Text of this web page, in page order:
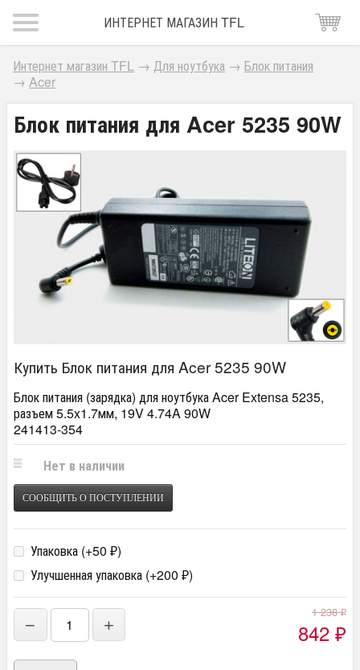
ИНТЕРНЕТ МАГАЗИН TFL
Интернет магазин TFL → Для ноутбука → Блок питания
→ Acer
Блок питания для Acer 5235 90W
Купить Блок питания для Acer 5235 90W
Блок питания (зарядка) для ноутбука Acer Extensa 5235,
разъем 5.5x1.7мм, 19V 4.74A 90W
241413-354
Нет в наличии
СООБЩИТЬ О ПОСТУПЛЕНИИ
Упаковка (+50 ₽)
Улучшенная упаковка (+200 ₽)
− +
1 238₽
842 ₽